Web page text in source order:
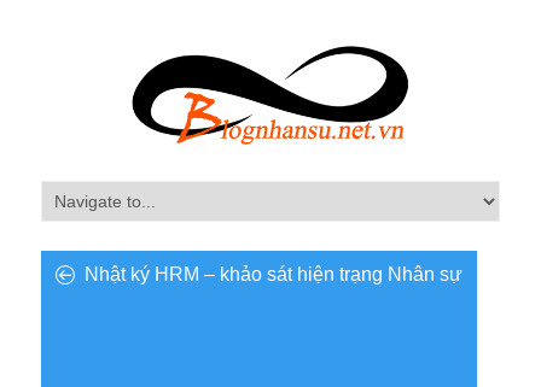
Nhật ký HRM – khảo sát hiện trạng Nhân sự